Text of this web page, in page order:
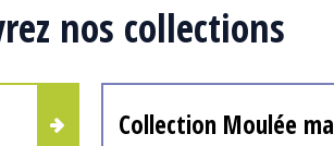
nos collections
Collection Moulée